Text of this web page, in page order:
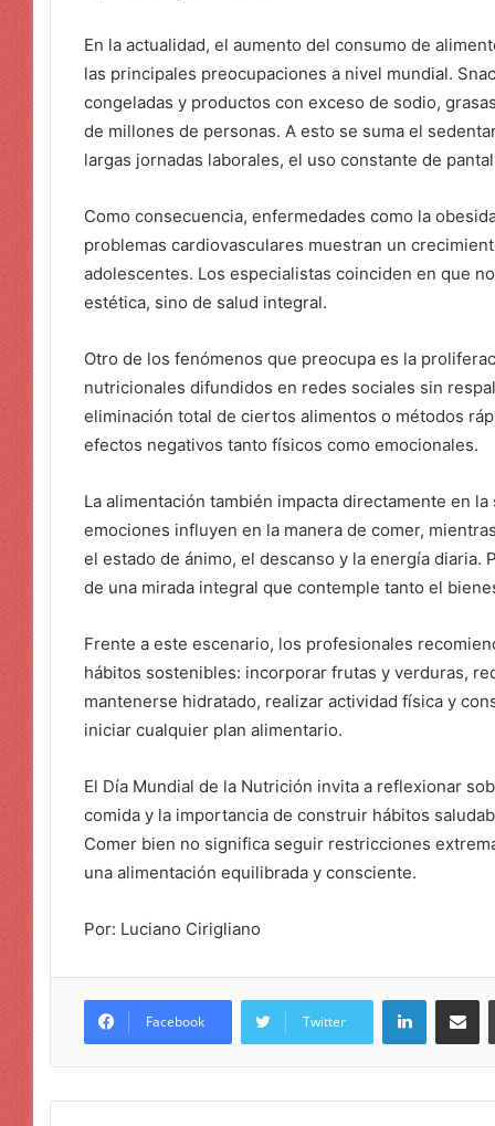
En la actualidad, el aumento del consumo de
las principales preocupaciones a nivel mundial.
congeladas y productos con exceso de sodio,
de millones de personas. A esto se suma el
largas jornadas laborales, el uso constante de
Como consecuencia, enfermedades como la
problemas cardiovasculares muestran un
adolescentes. Los especialistas coinciden en que
estética, sino de salud integral.
Otro de los fenómenos que preocupa es la
nutricionales difundidos en redes sociales sin
eliminación total de ciertos alimentos o métodos
efectos negativos tanto físicos como emocionales.
La alimentación también impacta directamente en
emociones influyen en la manera de comer,
el estado de ánimo, el descanso y la energía diaria.
de una mirada integral que contemple tanto el
Frente a este escenario, los profesionales
hábitos sostenibles: incorporar frutas y verduras,
mantenerse hidratado, realizar actividad física y
iniciar cualquier plan alimentario.
El Día Mundial de la Nutrición invita a reflexionar
comida y la importancia de construir hábitos
Comer bien no significa seguir restricciones
una alimentación equilibrada y consciente.
Por: Luciano Cirigliano
Facebook Twitter
LinkedIn